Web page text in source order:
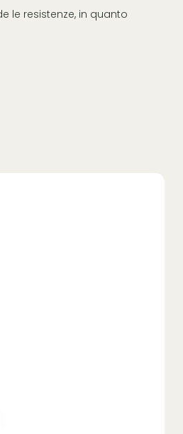
le resistenze, in quanto